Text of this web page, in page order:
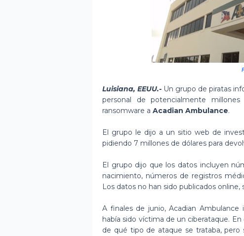
Luisiana, EEUU.- Un grupo de piratas
personal de potencialmente
ransomware a Acadian Ambulance.
El grupo le dijo a un sitio web de
pidiendo 7 millones de dólares para
El grupo dijo que los datos incluyen
nacimiento, números de registros
Los datos no han sido publicados online,
A finales de junio, Acadian
había sido víctima de un ciberataque.
de qué tipo de ataque se trataba,